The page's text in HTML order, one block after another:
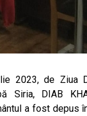
2023, de Ziua
Siria, DIAB
a fost depus